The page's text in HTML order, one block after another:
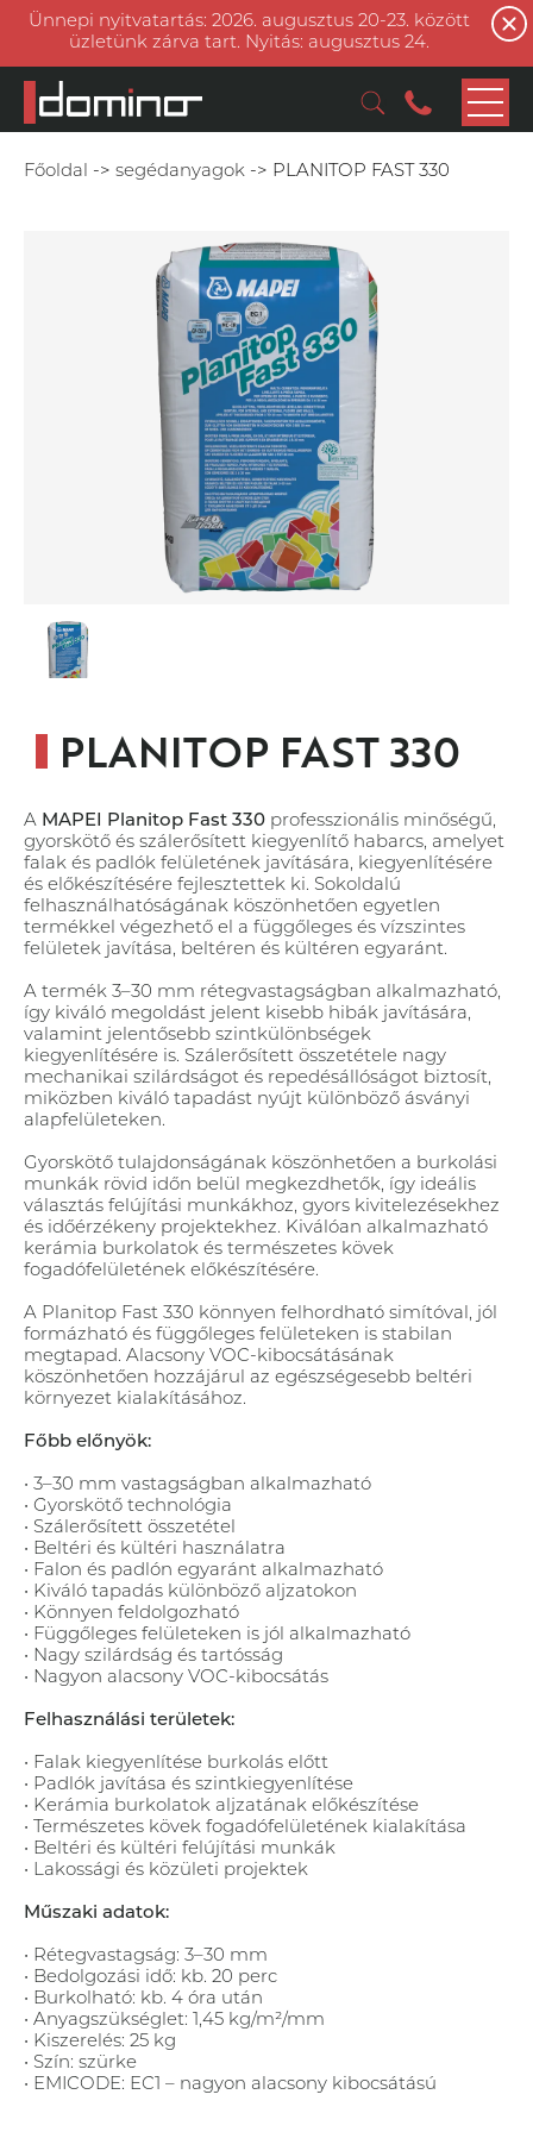
Ünnepi nyitvatartás: 2026. augusztus 20-23. között
üzletünk zárva tart. Nyitás: augusztus 24.
Főoldal -> segédanyagok -> PLANITOP FAST 330
PLANITOP FAST 330
A MAPEI Planitop Fast 330 professzionális minőségű,
gyorskötő és szálerősített kiegyenlítő habarcs, amelyet
falak és padlók felületének javítására, kiegyenlítésére
és előkészítésére fejlesztettek ki. Sokoldalú
felhasználhatóságának köszönhetően egyetlen
termékkel végezhető el a függőleges és vízszintes
felületek javítása, beltéren és kültéren egyaránt.
A termék 3–30 mm rétegvastagságban alkalmazható,
így kiváló megoldást jelent kisebb hibák javítására,
valamint jelentősebb szintkülönbségek
kiegyenlítésére is. Szálerősített összetétele nagy
mechanikai szilárdságot és repedésállóságot biztosít,
miközben kiváló tapadást nyújt különböző ásványi
alapfelületeken.
Gyorskötő tulajdonságának köszönhetően a burkolási
munkák rövid időn belül megkezdhetők, így ideális
választás felújítási munkákhoz, gyors kivitelezésekhez
és időérzékeny projektekhez. Kiválóan alkalmazható
kerámia burkolatok és természetes kövek
fogadófelületének előkészítésére.
A Planitop Fast 330 könnyen felhordható simítóval, jól
formázható és függőleges felületeken is stabilan
megtapad. Alacsony VOC-kibocsátásának
köszönhetően hozzájárul az egészségesebb beltéri
környezet kialakításához.
Főbb előnyök:
• 3–30 mm vastagságban alkalmazható
• Gyorskötő technológia
• Szálerősített összetétel
• Beltéri és kültéri használatra
• Falon és padlón egyaránt alkalmazható
• Kiváló tapadás különböző aljzatokon
• Könnyen feldolgozható
• Függőleges felületeken is jól alkalmazható
• Nagy szilárdság és tartósság
• Nagyon alacsony VOC-kibocsátás
Felhasználási területek:
• Falak kiegyenlítése burkolás előtt
• Padlók javítása és szintkiegyenlítése
• Kerámia burkolatok aljzatának előkészítése
• Természetes kövek fogadófelületének kialakítása
• Beltéri és kültéri felújítási munkák
• Lakossági és közületi projektek
Műszaki adatok:
• Rétegvastagság: 3–30 mm
• Bedolgozási idő: kb. 20 perc
• Burkolható: kb. 4 óra után
• Anyagszükséglet: 1,45 kg/m²/mm
• Kiszerelés: 25 kg
• Szín: szürke
• EMICODE: EC1 – nagyon alacsony kibocsátású